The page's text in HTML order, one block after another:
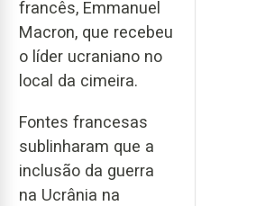
francês, Emmanuel
Macron, que recebeu
o líder ucraniano no
local da cimeira.
Fontes francesas
sublinharam que a
inclusão da guerra
na Ucrânia na